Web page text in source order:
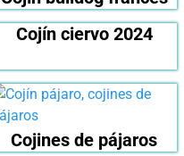
Cojín ciervo 2024
Cojines de pájaros